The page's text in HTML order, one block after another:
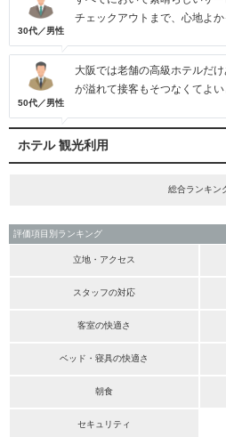
30代／男性
チェックアウトまで、心地よか
50代／男性
大阪では老舗の高級ホテルだ
が溢れて接客もそつなくてよい
ホテル 観光利用
総合ランキン
評価項目別ランキング
立地・アクセス
スタッフの対応
客室の快適さ
ベッド・寝具の快適さ
朝食
セキュリティ